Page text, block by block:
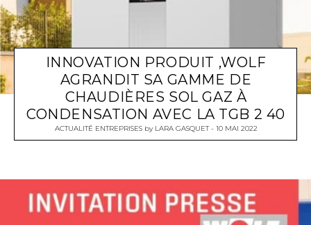
INNOVATION PRODUIT ,WOLF
AGRANDIT SA GAMME DE
CHAUDIÈRES SOL GAZ À
CONDENSATION AVEC LA TGB 2 40
ACTUALITÉ ENTREPRISESby LARA GASQUET 10 MAI 2022